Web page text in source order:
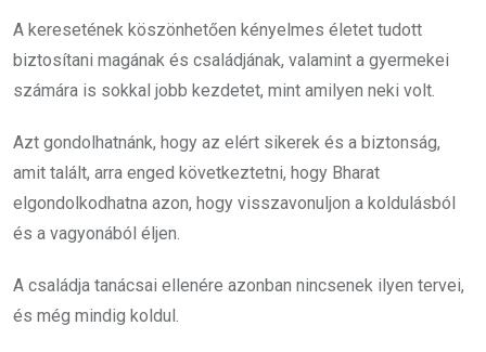
A keresetének köszönhetően kényelmes életet tudott
biztosítani magának és családjának, valamint a gyermekei
számára is sokkal jobb kezdetet, mint amilyen neki volt.
Azt gondolhatnánk, hogy az elért sikerek és a biztonság,
amit talált, arra enged következtetni, hogy Bharat
elgondolkodhatna azon, hogy visszavonuljon a koldulásból
és a vagyonából éljen.
A családja tanácsai ellenére azonban nincsenek ilyen tervei,
és még mindig koldul.